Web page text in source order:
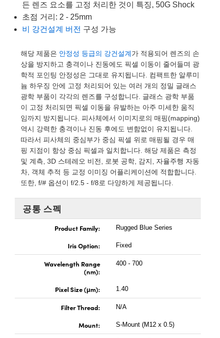
Elements (DOE)
Mechanics
and Couplers
Direct Microscopes
Optical Company
Components
Labs™
Gratings™
(UFI)
든 렌즈 요소를 고정 처리한 것이 특징, 50G Shock
초점 거리: 2 - 25mm
비 강건설계 버전 구성 가능
해당 제품은 안정성 등급의 강건설계가 적용되어 렌즈의 손
상을 방지하고 충격이나 진동에도 픽셀 이동이 줄어들며 광
학적 포인팅 안정성은 그대로 유지됩니다. 컴팩트한 알루미
늄 하우징 안에 고정 처리되어 있는 여러 개의 정밀 글래스
광학 부품이 각각의 렌즈를 구성합니다. 글래스 광학 부품
이 고정 처리되면 픽셀 이동을 유발하는 아주 미세한 움직
임까지 방지됩니다. 피사체에서 이미지로의 매핑(mapping)
역시 강력한 충격이나 진동 후에도 변함없이 유지됩니다.
따라서 피사체의 중심부가 중심 픽셀 위로 매핑될 경우 매
핑 지점이 항상 중심 픽셀과 일치합니다. 해당 제품은 측정
및 계측, 3D 스테레오 비전, 로봇 공학, 감지, 자율주행 자동
차, 객체 추적 등 교정 이미징 어플리케이션에 적합합니다.
또한, f/# 옵션이 f/2.5 - f/8로 다양하게 제공됩니다.
공통 스펙
Product Family: Rugged Blue Series
Iris Option: Fixed
Wavelength Range
(nm):
400 - 700
Pixel Size (μm): 1.40
Filter Thread: N/A
Mount: S-Mount (M12 x 0.5)